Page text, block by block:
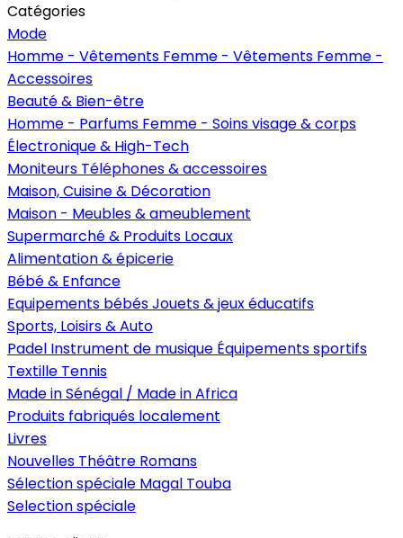
Catégories
Mode
Homme - Vêtements Femme - Vêtements Femme -
Accessoires
Beauté & Bien-être
Homme - Parfums Femme - Soins visage & corps
Électronique & High-Tech
Moniteurs Téléphones & accessoires
Maison, Cuisine & Décoration
Maison - Meubles & ameublement
Supermarché & Produits Locaux
Alimentation & épicerie
Bébé & Enfance
Equipements bébésJouets & jeux éducatifs
Sports, Loisirs & Auto
Padel Instrument de musique Équipements sportifs
Textille Tennis
Made in Sénégal / Made in Africa
Produits fabriqués localement
Livres
Nouvelles Théâtre Romans
Sélection spéciale Magal Touba
Selection spéciale